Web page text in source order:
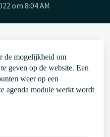
om 8:04 AM
de mogelijkheid om
geven op de website. Een
weer op een
agenda module werkt wordt